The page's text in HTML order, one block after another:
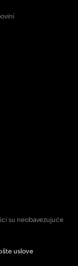
su neobavezujuće
uslove